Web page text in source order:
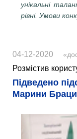
унікальні
рівні. Умови
04-12-2020
Розмістив
Підведено
Марини